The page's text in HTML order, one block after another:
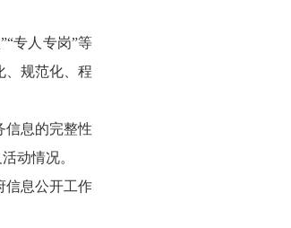
专人专岗”等
、规范化、程
信息的完整性
动情况。
信息公开工作